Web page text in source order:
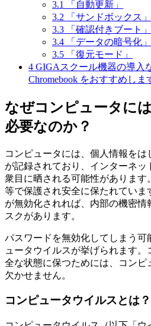
3.1
「自動更新」
3.2 「サンドボックス」
3.3 「確認付きブート」
3.4 「データの暗号化」
3.5 「復元モード」
4 GIGAスクール機器の導入
Chromebook をおすすめしま
なぜコンピュータに
必要なのか？
コンピュータには、個人情報をは
が記録されており、インターネッ
衆目に晒される可能性があります
等で保護され安全に保たれていま
が無効化されれば、内部の機密情
スクがあります。
パスワードを無効化してしまう可
ュータウイルスが挙げられます
全な状態に保つためには、コン
欠かせません。
コンピュータウイルスとは？